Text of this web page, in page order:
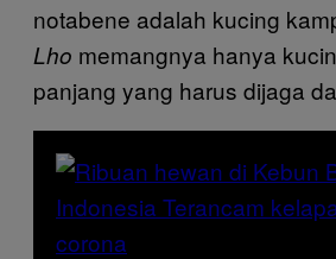
notabene adalah kucing
Lho memangnya hanya
panjang yang harus dijaga